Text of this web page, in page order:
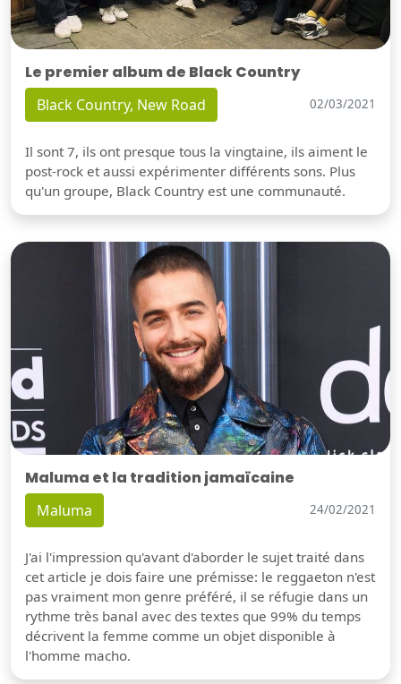
Le premier album de Black Country
Black Country, New Road 02/03/2021
Il sont 7, ils ont presque tous la vingtaine, ils aiment le
post-rock et aussi expérimenter différents sons. Plus
qu'un groupe, Black Country est une communauté.
Maluma et la tradition jamaïcaine
Maluma 24/02/2021
J'ai l'impression qu'avant d'aborder le sujet traité dans
cet article je dois faire une prémisse: le reggaeton n'est
pas vraiment mon genre préféré, il se réfugie dans un
rythme très banal avec des textes que 99% du temps
décrivent la femme comme un objet disponible à
l'homme macho.